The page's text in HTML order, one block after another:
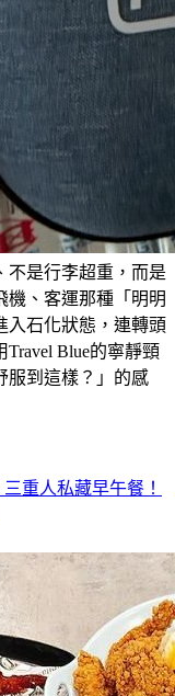
不是行李超重，而是
機、客運那種「明明
入石化狀態，連轉頭
Blue的寧靜頸
服到這樣？」的感
重人私藏早午餐！